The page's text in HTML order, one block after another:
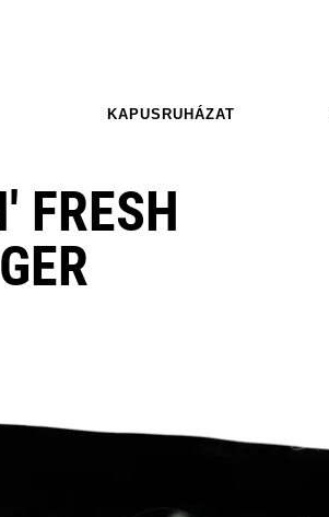
KAPUSRUHÁZAT
FRESH